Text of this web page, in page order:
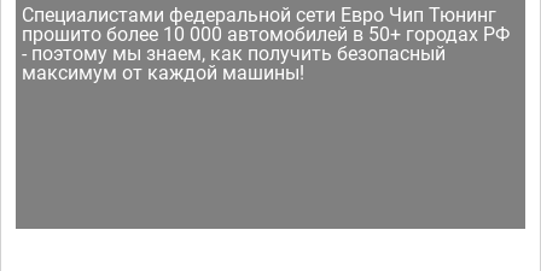
Специалистами федеральной сети Евро Чип Тюнинг
прошито более 10 000 автомобилей в 50+ городах РФ
- поэтому мы знаем, как получить безопасный
максимум от каждой машины!